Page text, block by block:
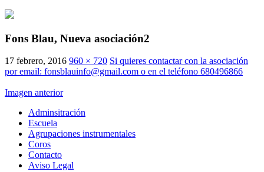
Fons Blau, Nueva asociación2
17 febrero, 2016 960 × 720 Si quieres contactar con la asociación
por email: fonsblauinfo@gmail.com o en el teléfono 680496866
Imagen anterior
Adminsitración
Escuela
Agrupaciones instrumentales
Coros
Contacto
Aviso Legal